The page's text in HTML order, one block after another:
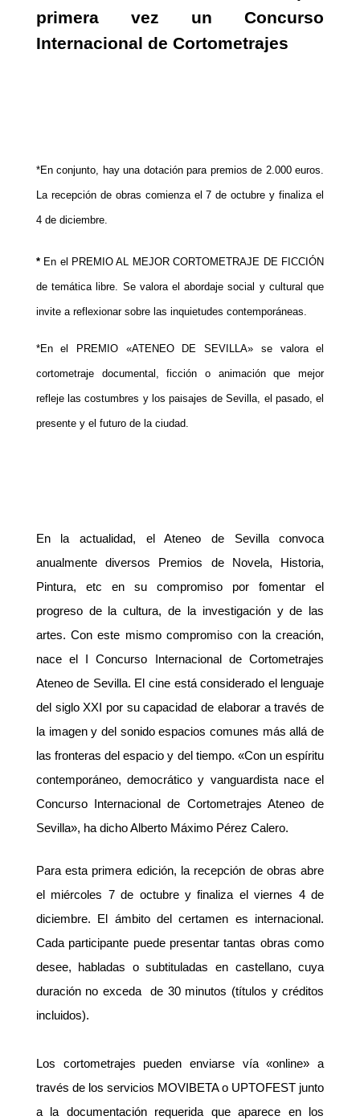
primera vez un Concurso
Internacional de Cortometrajes
*En conjunto, hay una dotación para premios de 2.000 euros.
La recepción de obras comienza el 7 de octubre y finaliza el
4 de diciembre.
*En el PREMIO AL MEJOR CORTOMETRAJE DE FICCIÓN
de temática libre. Se valora el abordaje social y cultural que
invite a reflexionar sobre las inquietudes contemporáneas.
*En el PREMIO «ATENEO DE SEVILLA» se valora el
cortometraje documental, ficción o animación que mejor
refleje las costumbres y los paisajes de Sevilla, el pasado, el
presente y el futuro de la ciudad.
En la actualidad, el Ateneo de Sevilla convoca
anualmente diversos Premios de Novela, Historia,
Pintura, etc en su compromiso por fomentar el
progreso de la cultura, de la investigación y de las
artes. Con este mismo compromiso con la creación,
nace el I Concurso Internacional de Cortometrajes
Ateneo de Sevilla. El cine está considerado el lenguaje
del siglo XXI por su capacidad de elaborar a través de
la imagen y del sonido espacios comunes más allá de
las fronteras del espacio y del tiempo. «Con un espíritu
contemporáneo, democrático y vanguardista nace el
Concurso Internacional de Cortometrajes Ateneo de
Sevilla», ha dicho Alberto Máximo Pérez Calero.
Para esta primera edición, la recepción de obras abre
el miércoles 7 de octubre y finaliza el viernes 4 de
diciembre. El ámbito del certamen es internacional.
Cada participante puede presentar tantas obras como
desee, habladas o subtituladas en castellano, cuya
duración no exceda de 30 minutos (títulos y créditos
incluidos).
Los cortometrajes pueden enviarse vía «online» a
través de los servicios MOVIBETA o UPTOFEST junto
a la documentación requerida que aparece en los